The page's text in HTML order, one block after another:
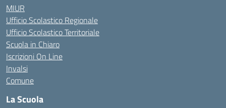
MIUR
Ufficio Scolastico Regionale
Ufficio Scolastico Territoriale
Scuola in Chiaro
Iscrizioni On Line
Invalsi
Comune
La Scuola